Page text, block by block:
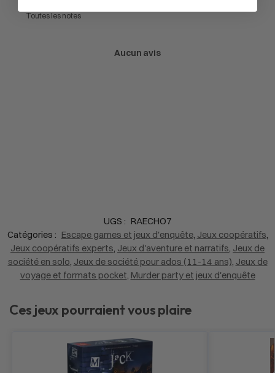
Aucun avis
UGS : RAECHO7
Catégories : Escape games et jeux d'enquête, Jeux coopératifs,
Jeux coopératifs experts, Jeux d'aventure et narratifs, Jeux de
société en solo, Jeux de société pour ados (11-14 ans), Jeux de
voyage et formats pocket, Murder party et jeux d'enquête
Ces jeux pourraient vous plaire